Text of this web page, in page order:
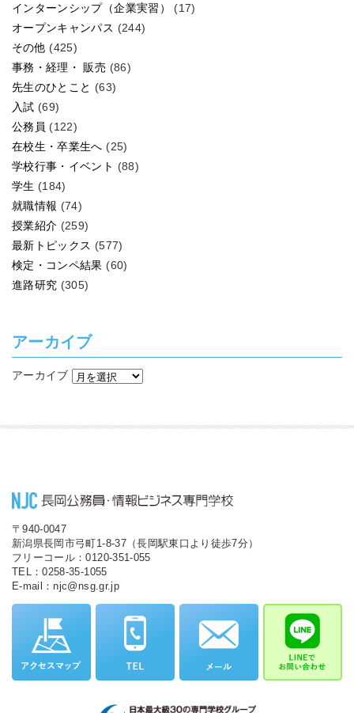
インターンシップ（企業実習）
(17)
オープンキャンパス (244)
その他 (425)
事務・経理・ 販売 (86)
先生のひとこと (63)
入試 (69)
公務員 (122)
在校生・卒業生へ (25)
学校行事・イベント (88)
学生 (184)
就職情報 (74)
授業紹介 (259)
最新トピックス (577)
検定・コンペ結果 (60)
進路研究 (305)
アーカイブ
アーカイブ
〒940-0047
新潟県長岡市弓町1-8-37（長岡駅東口より徒歩7分）
フリーコール：0120-351-055
TEL：0258-35-1055
E-mail：njc@nsg.gr.jp